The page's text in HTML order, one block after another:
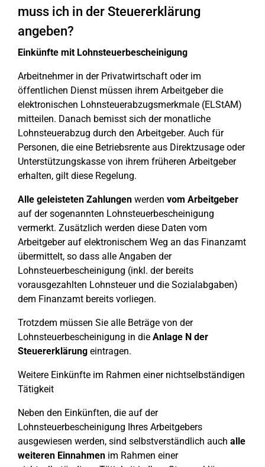
muss ich in der Steuererklärung
angeben?
Einkünfte mit Lohnsteuerbescheinigung
Arbeitnehmer in der Privatwirtschaft oder im
öffentlichen Dienst müssen ihrem Arbeitgeber die
elektronischen Lohnsteuerabzugsmerkmale (ELStAM)
mitteilen. Danach bemisst sich der monatliche
Lohnsteuerabzug durch den Arbeitgeber. Auch für
Personen, die eine Betriebsrente aus Direktzusage oder
Unterstützungskasse von ihrem früheren Arbeitgeber
erhalten, gilt diese Regelung.
Alle geleisteten Zahlungen werden vom Arbeitgeber
auf der sogenannten Lohnsteuerbescheinigung
vermerkt. Zusätzlich werden diese Daten vom
Arbeitgeber auf elektronischem Weg an das Finanzamt
übermittelt, so dass alle Angaben der
Lohnsteuerbescheinigung (inkl. der bereits
vorausgezahlten Lohnsteuer und die Sozialabgaben)
dem Finanzamt bereits vorliegen.
Trotzdem müssen Sie alle Beträge von der
Lohnsteuerbescheinigung in die Anlage N der
Steuererklärung eintragen.
Weitere Einkünfte im Rahmen einer nichtselbständigen
Tätigkeit
Neben den Einkünften, die auf der
Lohnsteuerbescheinigung Ihres Arbeitgebers
ausgewiesen werden, sind selbstverständlich auch alle
weiteren Einnahmen im Rahmen einer